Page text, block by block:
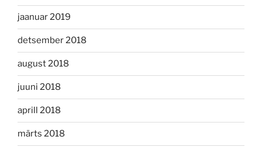
jaanuar 2019
detsember 2018
august 2018
juuni 2018
aprill 2018
märts 2018